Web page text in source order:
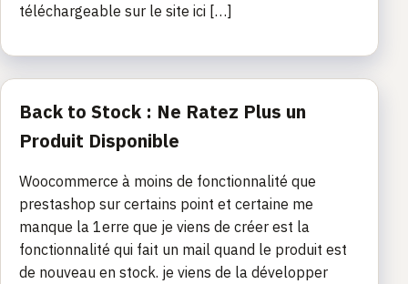
téléchargeable sur le site ici […]
Back to Stock : Ne Ratez Plus un
Produit Disponible
Woocommerce à moins de fonctionnalité que
prestashop sur certains point et certaine me
manque la 1erre que je viens de créer est la
fonctionnalité qui fait un mail quand le produit est
de nouveau en stock. je viens de la développer